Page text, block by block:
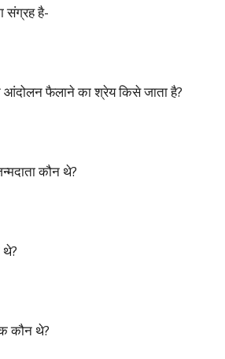
संग्रह है-
आंदोलन फैलाने का श्रेय किसे जाता है?
कौन थे?
कौन थे?